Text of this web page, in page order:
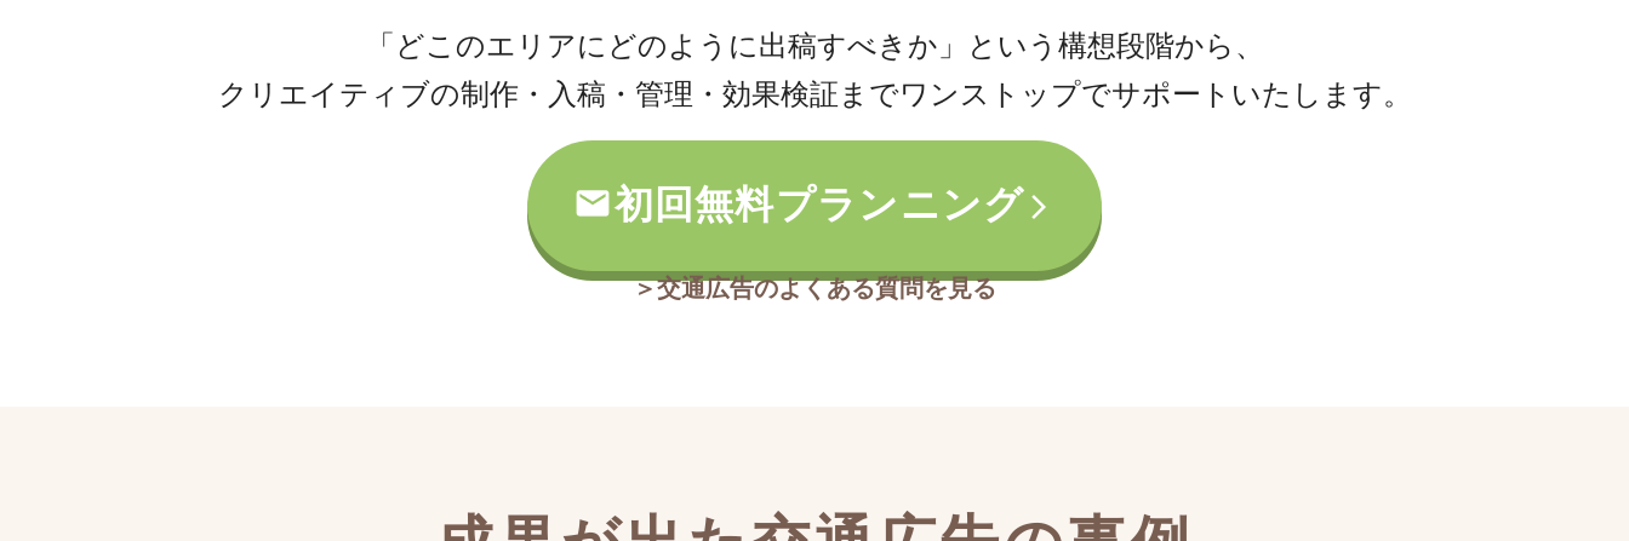
「どこのエリアにどのように出稿すべきか」という構想段階から、
クリエイティブの制作・入稿・管理・効果検証までワンストップでサポートいたします。
初回無料プランニング
＞交通広告のよくある質問を見る